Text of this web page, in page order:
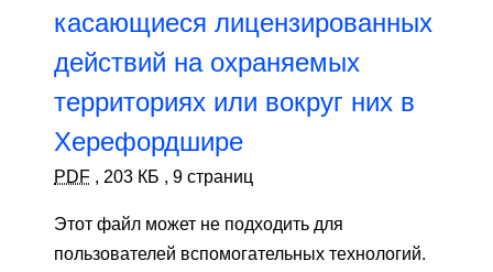
касающиеся лицензированных
действий на охраняемых
территориях или вокруг них в
Херефордшире
PDF , 203 КБ , 9 страниц
Этот файл может не подходить для
пользователей вспомогательных технологий.